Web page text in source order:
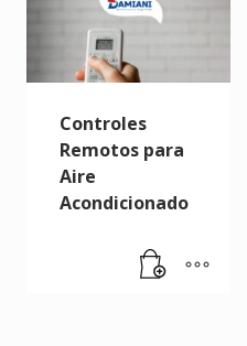
Controles
Remotos para
Aire
Acondicionado